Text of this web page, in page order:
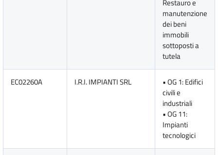
Restauro e
manutenzione
dei beni
immobili
sottoposti a
tutela
EC02260A I.R.I. IMPIANTI SRL
• OG 1: Edifici
civili e
industriali
• OG 11:
Impianti
tecnologici